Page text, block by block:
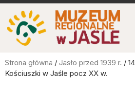
Strona główna / Jasło przed 1939 r. /
Kościuszki w Jaśle pocz XX w.